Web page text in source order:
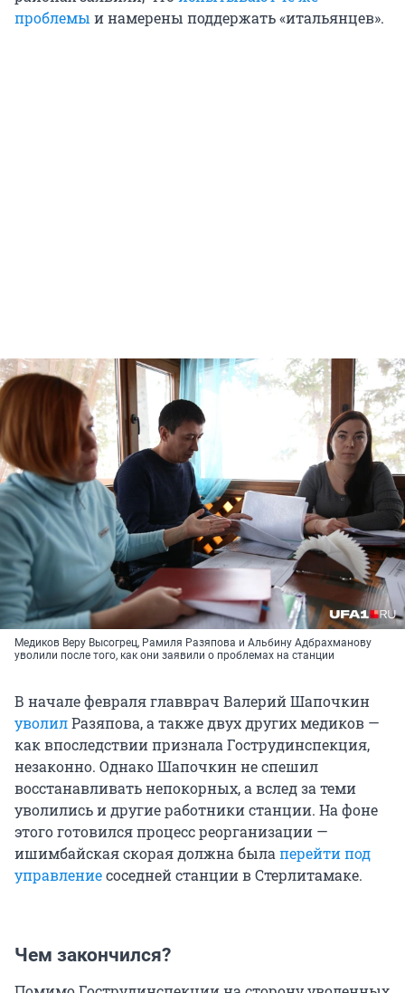
проблемы и намерены поддержать «итальянцев».
Медиков Веру Высогрец, Рамиля Разяпова и Альбину Адбрахманову
уволили после того, как они заявили о проблемах на станции
В начале февраля главврач Валерий Шапочкин
уволилРазяпова, а также двух других медиков —
как впоследствии признала Гострудинспекция,
незаконно. Однако Шапочкин не спешил
восстанавливать непокорных, а вслед за теми
уволились и другие работники станции. На фоне
этого готовился процесс реорганизации —
ишимбайская скорая должна былаперейти под
управлениесоседней станции в Стерлитамаке.
Чем закончился?